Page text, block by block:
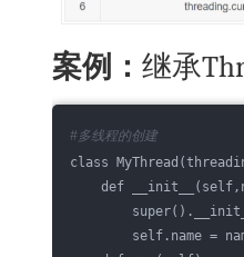
案例： 继承
#多线程的创建
class
def
self.name =